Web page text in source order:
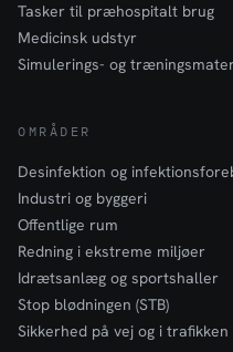
Tasker til præhospitalt brug
Medicinsk udstyr
Simulerings- og
OMRÅDER
Desinfektion og
Industri og byggeri
Offentlige rum
Redning i ekstreme miljøer
Idrætsanlæg og sportshaller
Stop blødningen (STB)
Sikkerhed på vej og i trafikken